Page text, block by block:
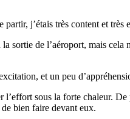
j’étais très content et très
sortie de l’aéroport, mais cela
et un peu
sous la forte chaleur. De
bien faire devant eux.